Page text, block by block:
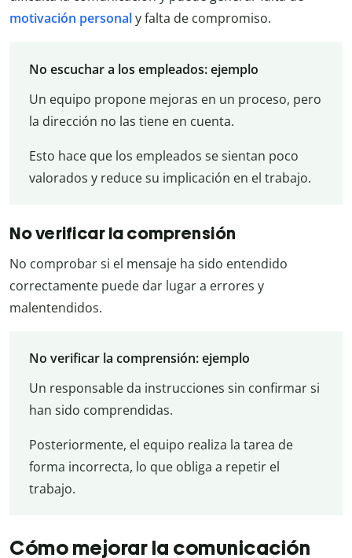
motivación personaly falta de compromiso.
No escuchar a los empleados: ejemplo
Un equipo propone mejoras en un proceso, pero
la dirección no las tiene en cuenta.
Esto hace que los empleados se sientan poco
valorados y reduce su implicación en el trabajo.
No verificar la comprensión
No comprobar si el mensaje ha sido entendido
correctamente puede dar lugar a errores y
malentendidos.
No verificar la comprensión: ejemplo
Un responsable da instrucciones sin confirmar si
han sido comprendidas.
Posteriormente, el equipo realiza la tarea de
forma incorrecta, lo que obliga a repetir el
trabajo.
Cómo mejorar la comunicación